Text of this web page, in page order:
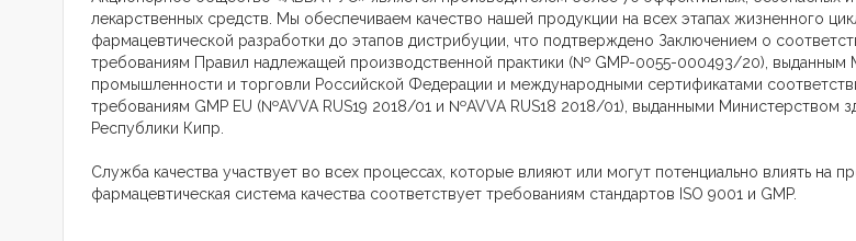
лекарственных средств. Мы обеспечиваем качество нашей продукции на всех этапах жизненного
фармацевтической разработки до этапов дистрибуции, что подтверждено Заключением о
требованиям Правил надлежащей производственной практики (№ GMP-0055-000493/20), выданным
промышленности и торговли Российской Федерации и международными сертификатами
требованиям GMP EU (№AVVA RUS19 2018/01 и №AVVA RUS18 2018/01), выданными Министерством
Республики Кипр.
Служба качества участвует во всех процессах, которые влияют или могут потенциально влиять на
фармацевтическая система качества соответствует требованиям стандартов ISO 9001 и GMP.